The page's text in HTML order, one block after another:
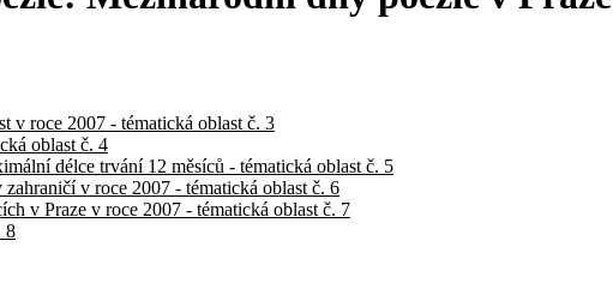
v roce 2007 - tématická oblast č. 3
oblast č. 4
délce trvání 12 měsíců - tématická oblast č. 5
v roce 2007 - tématická oblast č. 6
v Praze v roce 2007 - tématická oblast č. 7
8